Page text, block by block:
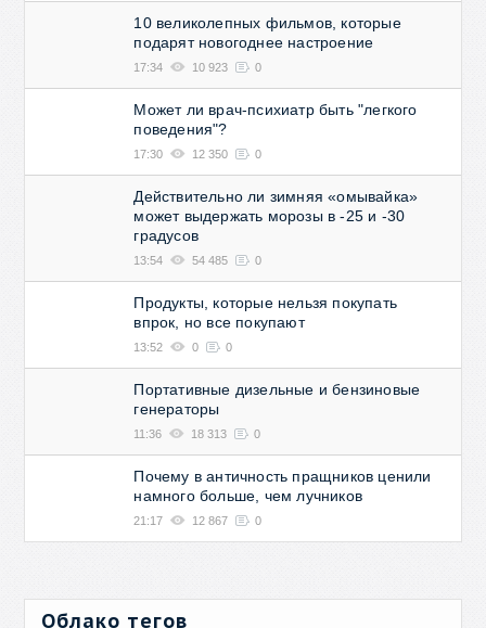
10 великолепных фильмов, которые
подарят новогоднее настроение
17:34 10 923 0
Может ли врач-психиатр быть "легкого
поведения"?
17:30 12 350 0
Действительно ли зимняя «омывайка»
может выдержать морозы в -25 и -30
градусов
13:54 54 485 0
Продукты, которые нельзя покупать
впрок, но все покупают
13:52 0 0
Портативные дизельные и бензиновые
генераторы
11:36 18 313 0
Почему в античность пращников ценили
намного больше, чем лучников
21:17 12 867 0
Облако тегов